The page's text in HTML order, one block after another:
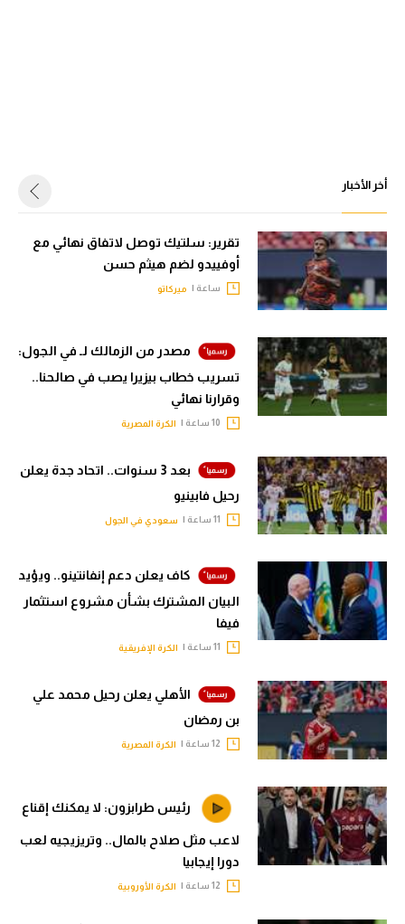
أخر الأخبار
تقرير: سلتيك توصل لاتفاق نهائي مع
أوفييدو لضم هيثم حسن
ساعة | ميركاتو
مصدر من الزمالك لـ في الجول:
تسريب خطاب بيزيرا يصب في صالحنا..
وقرارنا نهائي
الكرة المصرية
بعد 3 سنوات.. اتحاد جدة يعلن
رحيل فابينيو
سعودي في الجول
كاف يعلن دعم إنفانتينو.. ويؤيد
البيان المشترك بشأن مشروع استثمار
فيفا
الكرة الإفريقية
الأهلي يعلن رحيل محمد علي
بن رمضان
الكرة المصرية
رئيس طرابزون: لا يمكنك إقناع
لاعب مثل صلاح بالمال.. وتريزيجيه لعب
دورا إيجابيا
الكرة الأوروبية